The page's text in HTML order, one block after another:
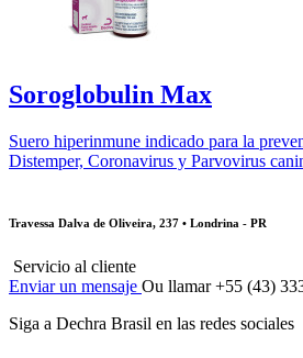
Soroglobulin Max
Suero hiperinmune indicado para la
Distemper, Coronavirus y Parvovirus
Travessa Dalva de Oliveira, 237 • Londrina - PR
Servicio al cliente
Enviar un mensaje Ou llamar +55 (43)
Siga a Dechra Brasil en las redes sociales